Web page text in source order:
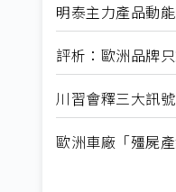
明泰主力產品動
評析：歐洲品牌
川習會釋三大訊
歐洲車廠「殭屍